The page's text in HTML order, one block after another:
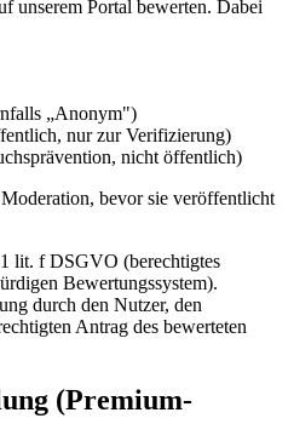
unserem Portal bewerten. Dabei
„Anonym")
nur zur Verifizierung)
nicht öffentlich)
bevor sie veröffentlicht
lit. f DSGVO (berechtigtes
Bewertungssystem).
durch den Nutzer, den
Antrag des bewerteten
(Premium-